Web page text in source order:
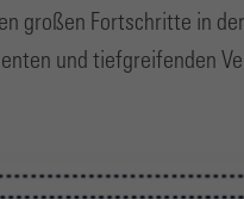
großen Fortschritte in
und tiefgreifenden